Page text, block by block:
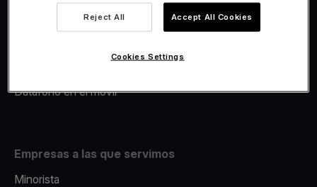
Avance Comercial
Datáfono en el movil
Empresas a las que servimos
Minorista
Reject All Accept All Cookies
Cookies Settings